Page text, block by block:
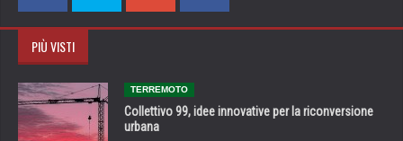
PIÙ VISTI
TERREMOTO
Collettivo 99, idee innovative per la riconversione
urbana